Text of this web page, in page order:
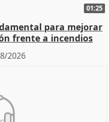
01:25
para mejorar
frente a incendios
2026